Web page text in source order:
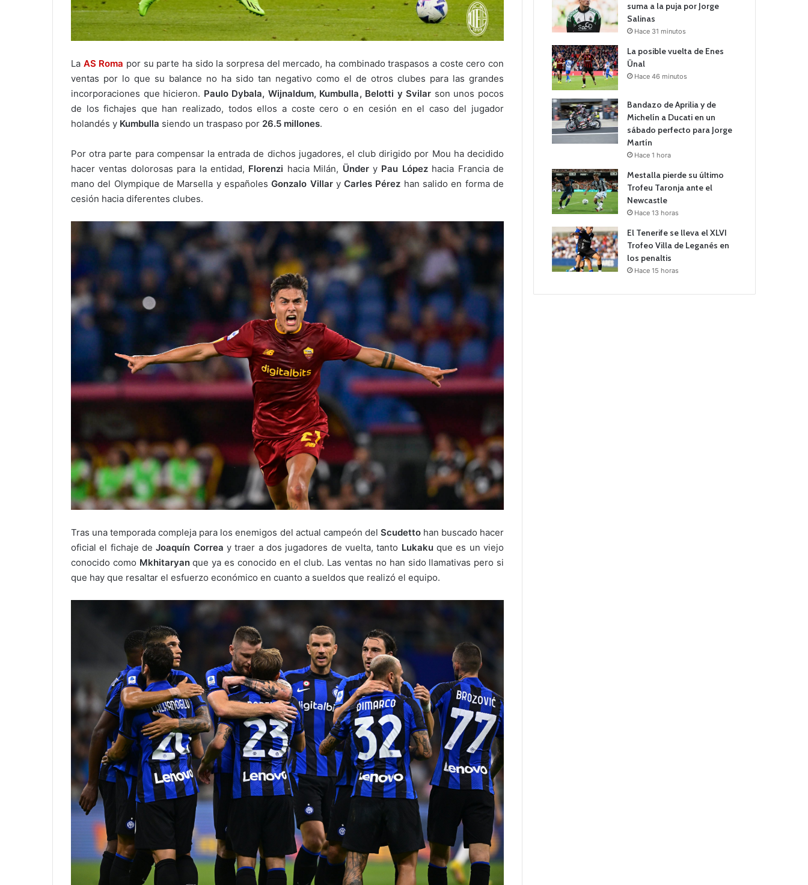
La AS Roma por su parte ha sido la sorpresa del mercado, ha combinado traspasos a coste cero con
ventas por lo que su balance no ha sido tan negativo como el de otros clubes para las grandes
incorporaciones que hicieron. Paulo Dybala, Wijnaldum, Kumbulla, Belotti y Svilar son unos pocos
de los fichajes que han realizado, todos ellos a coste cero o en cesión en el caso del jugador
holandés y Kumbulla siendo un traspaso por 26.5 millones.
Por otra parte para compensar la entrada de dichos jugadores, el club dirigido por Mou ha decidido
hacer ventas dolorosas para la entidad, Florenzi hacia Milán, Ündery Pau Lópezhacia Francia de
mano del Olympique de Marsella y españolesGonzalo VillaryCarles Pérez han salido en forma de
cesión hacia diferentes clubes.
Tras una temporada compleja para los enemigos del actual campeón del Scudettohan buscado hacer
oficial el fichaje deJoaquín Correa y traer a dos jugadores de vuelta, tanto Lukakuque es un viejo
conocido como Mkhitaryanque ya es conocido en el club. Las ventas no han sido llamativas pero si
que hay que resaltar el esfuerzo económico en cuanto a sueldos que realizó el equipo.
suma a la puja por Jorge
Salinas
Hace 31 minutos
La posible vuelta de Enes
Ünal
Hace 46 minutos
Bandazo de Aprilia y de
Michelín a Ducati en un
sábado perfecto para Jorge
Martín
Hace 1 hora
Mestalla pierde su último
Trofeu Taronja ante el
Newcastle
Hace 13 horas
El Tenerife se lleva el XLVI
Trofeo Villa de Leganés en
los penaltis
Hace 15 horas